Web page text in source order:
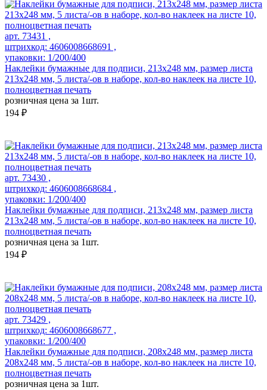
арт. 73431 ,
штрихкод: 4606008668691 ,
упаковки: 1/200/400
Наклейки бумажные для подписи, 213х248 мм, размер листа
213х248 мм, 5 листа/-ов в наборе, кол-во наклеек на листе 10,
полноцветная печать
розничная цена за 1шт.
194 ₽
арт. 73430 ,
штрихкод: 4606008668684 ,
упаковки: 1/200/400
Наклейки бумажные для подписи, 213х248 мм, размер листа
213х248 мм, 5 листа/-ов в наборе, кол-во наклеек на листе 10,
полноцветная печать
розничная цена за 1шт.
194 ₽
арт. 73429 ,
штрихкод: 4606008668677 ,
упаковки: 1/200/400
Наклейки бумажные для подписи, 208х248 мм, размер листа
208х248 мм, 5 листа/-ов в наборе, кол-во наклеек на листе 10,
полноцветная печать
розничная цена за 1шт.